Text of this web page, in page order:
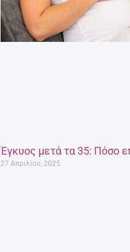
Έγκυος μετά τα 35: Πόσο
27 Απριλίου, 2025